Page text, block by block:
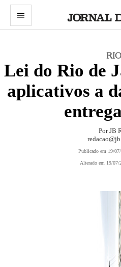
menu
RIO
Lei do Rio de
aplicativos a
Por JB
Publicado em 19/
Alterado em 19/07/